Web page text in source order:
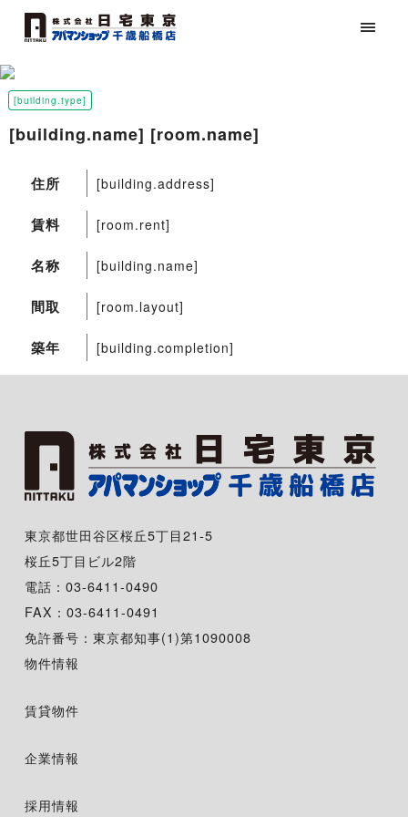
[building.type]
[building.name] [room.name]
住所 [building.address]
賃料 [room.rent]
名称 [building.name]
間取 [room.layout]
築年 [building.completion]
東京都世田谷区桜丘5丁目21-5
桜丘5丁目ビル2階
電話：03-6411-0490
FAX：03-6411-0491
免許番号：東京都知事(1)第1090008
物件情報
賃貸物件
企業情報
採用情報